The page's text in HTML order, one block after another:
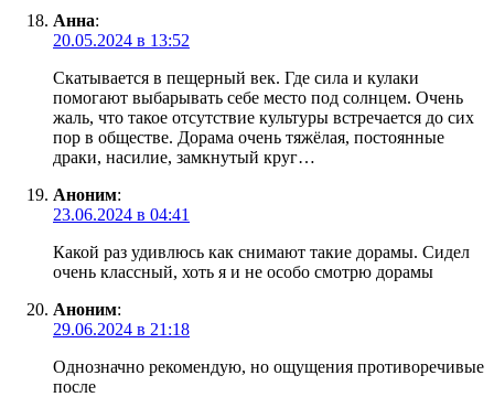
Анна:
20.05.2024 в 13:52
Скатывается в пещерный век. Где сила и кулаки
помогают выбарывать себе место под солнцем. Очень
жаль, что такое отсутствие культуры встречается до сих
пор в обществе. Дорама очень тяжёлая, постоянные
драки, насилие, замкнутый круг…
Аноним:
23.06.2024 в 04:41
Какой раз удивлюсь как снимают такие дорамы. Сидел
очень классный, хоть я и не особо смотрю дорамы
Аноним:
29.06.2024 в 21:18
Однозначно рекомендую, но ощущения противоречивые
после